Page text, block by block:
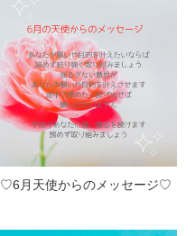
♡6月天使からのメッセージ♡